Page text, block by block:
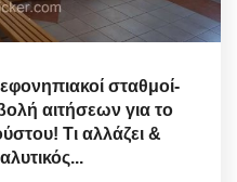
σταθμοί-
αιτήσεων για το
Τι αλλάζει &